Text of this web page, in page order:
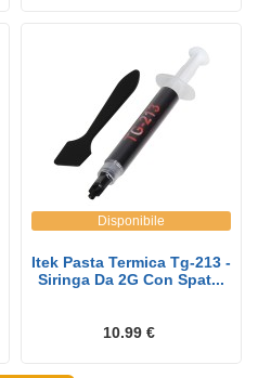
Disponibile
Itek Pasta Termica Tg-213 -
Siringa Da 2G Con Spat...
10.99 €